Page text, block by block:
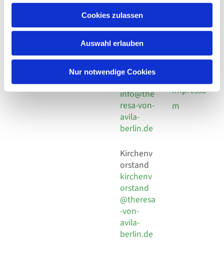
Cookies zulassen
Auswahl erlauben
Nur notwendige Cookies
Kirchengemeinde Pfarrei
Hl. Theresa von Avila Berlin
Nordost
Leitender Pfarrer - Norbert
Pomplun
Behaimstr. 39
Telefon
+49 30
Fax +49
30 924 54
18
E-Mail
info@the
resa-von-
avila-
berlin.de
Kirchenv
orstand
kirchenv
orstand
@theresa
-von-
avila-
berlin.de
Datensch
Social
Impressu
m